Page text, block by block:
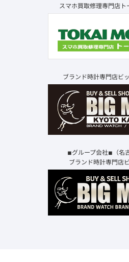
スマホ買取修理専門店
ブランド時計専門店ビ
◾︎グループ会社◾︎（名
ブランド時計専門店